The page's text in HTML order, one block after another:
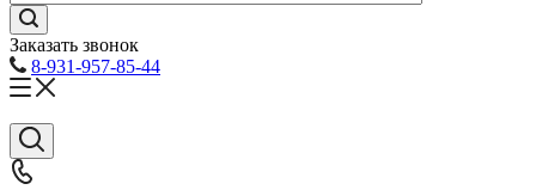
Заказать звонок
8-931-957-85-44